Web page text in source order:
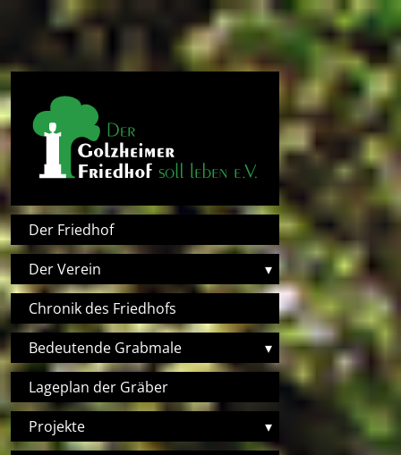
Direkt zum Inhalt
Hauptnavigation
Der Friedhof
Der Verein
▾
Chronik des Friedhofs
Bedeutende Grabmale
▾
Lageplan der Gräber
Projekte
▾